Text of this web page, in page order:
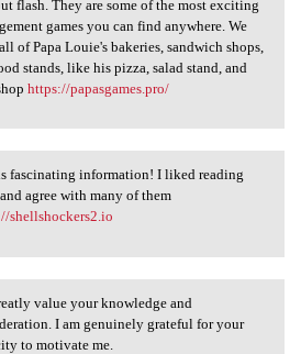
flash. They are some of the most exciting
games you can find anywhere. We
of Papa Louie's bakeries, sandwich shops,
stands, like his pizza, salad stand, and
https://papasgames.pro/
fascinating
fascinating information! I liked reading
agree with many of them
shellshockers2.io
value your
value your knowledge and
I am genuinely grateful for your
to motivate me.